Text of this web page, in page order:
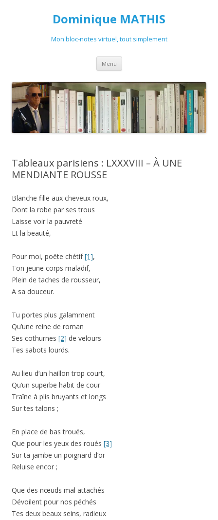
Dominique MATHIS
Mon bloc-notes virtuel, tout simplement
Menu Aller
contenu
Tableaux parisiens : LXXXVIII – À UNE
MENDIANTE ROUSSE
Blanche fille aux cheveux roux,
Dont la robe par ses trous
Laisse voir la pauvreté
Et la beauté,
Pour moi, poëte chétif[1],
Ton jeune corps maladif,
Plein de taches de rousseur,
A sa douceur.
Tu portes plus galamment
Qu’une reine de roman
Ses cothurnes [2] de velours
Tes sabots lourds.
Au lieu d’un haillon trop court,
Qu’un superbe habit de cour
Traîne à plis bruyants et longs
Sur tes talons ;
En place de bas troués,
Que pour les yeux des roués [3]
Sur ta jambe un poignard d’or
Reluise encor ;
Que des nœuds mal attachés
Dévoilent pour nos péchés
Tes deux beaux seins, radieux